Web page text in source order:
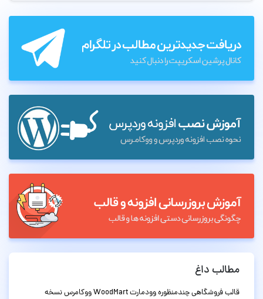
مطالب داغ
قالب فروشگاهی چندمنظوره وودمارت WoodMart ووکامرس نسخه